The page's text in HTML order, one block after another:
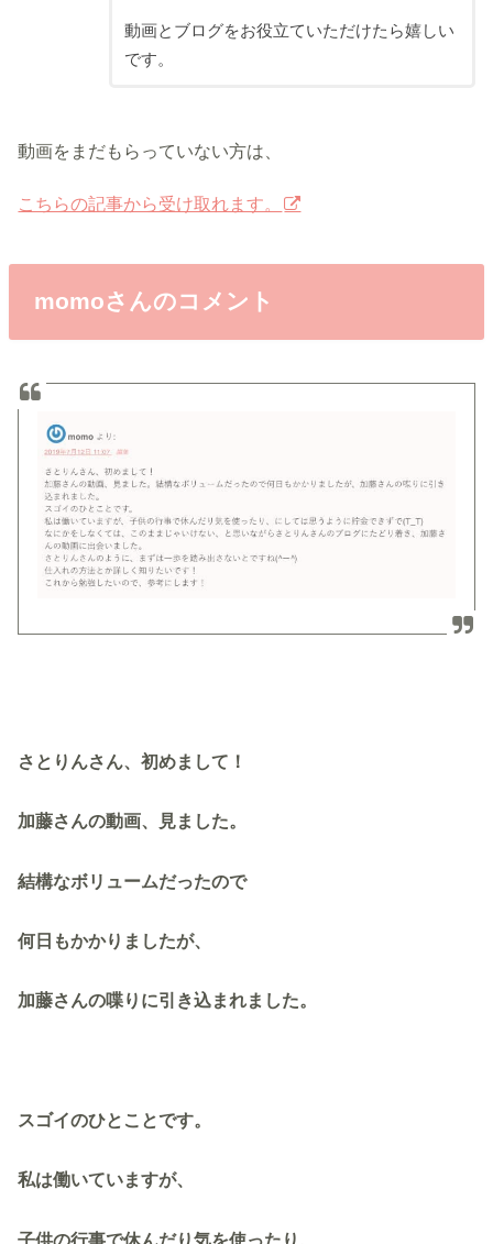
動画とブログをお役立ていただけたら嬉しい
です。
動画をまだもらっていない方は、
こちらの記事から受け取れます。
momoさんのコメント
さとりんさん、初めまして！
加藤さんの動画、見ました。
結構なボリュームだったので
何日もかかりましたが、
加藤さんの喋りに引き込まれました。
スゴイのひとことです。
私は働いていますが、
子供の行事で休んだり気を使ったり、